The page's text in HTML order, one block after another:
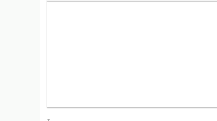
Полужирный
КурсивПодчеркнутый
Зачеркнутый